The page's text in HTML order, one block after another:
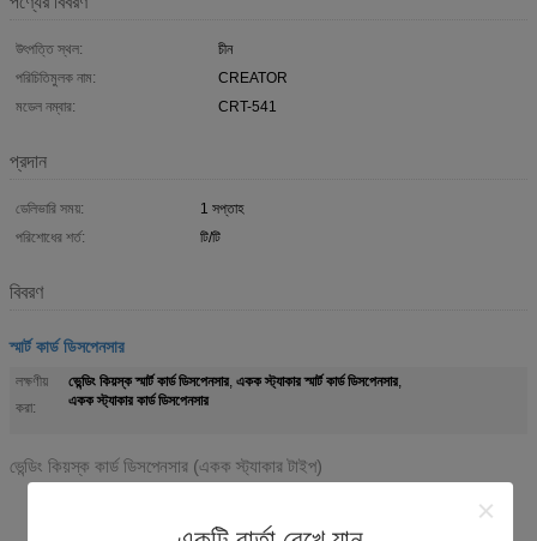
উৎপত্তি স্থল:
চীন
পরিচিতিমুলক নাম:
CREATOR
মডেল নম্বার:
CRT-541
প্রদান
ডেলিভারি সময়:
1 সপ্তাহ
পরিশোধের শর্ত:
টি/টি
বিবরণ
স্মার্ট কার্ড ডিসপেনসার
লক্ষণীয়
করা:
ভেন্ডিং কিয়স্ক স্মার্ট কার্ড ডিসপেনসার, একক স্ট্যাকার স্মার্ট কার্ড ডিসপেনসার,
একক স্ট্যাকার কার্ড ডিসপেনসার
ভেন্ডিং কিয়স্ক কার্ড ডিসপেনসার (একক স্ট্যাকার টাইপ)